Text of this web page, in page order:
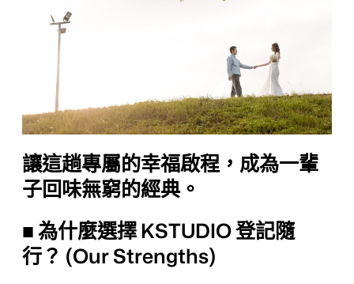
讓這趟專屬的幸福啟程，成為一輩
子回味無窮的經典。
■ 為什麼選擇 KSTUDIO 登記隨
行？ (Our Strengths)